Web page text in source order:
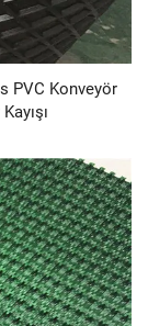
PVC Konveyör